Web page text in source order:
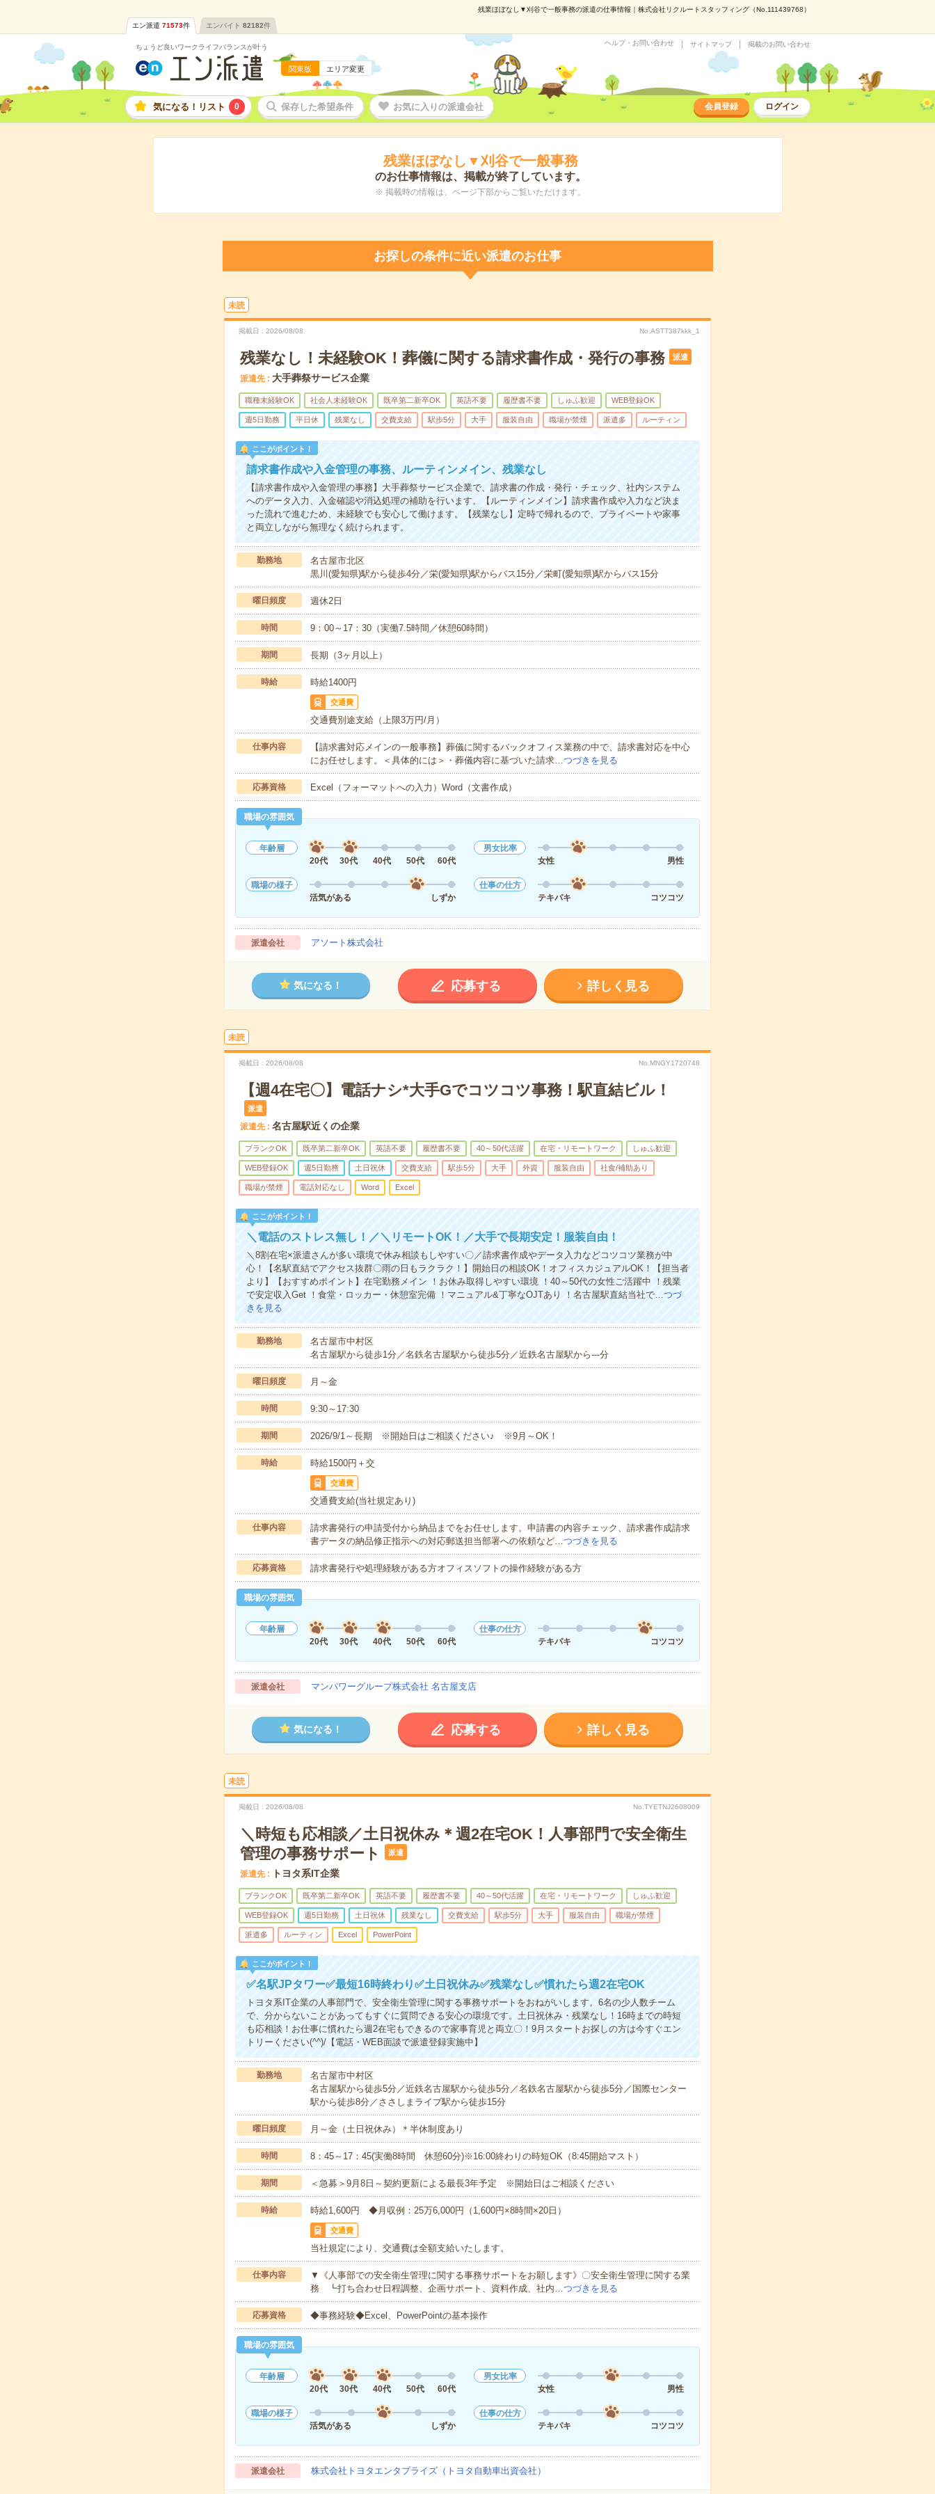
残業ほぼなし▼刈谷で一般事務の派遣の仕事情報｜株式会社リクルートスタッフィング（No.111439768）
エン派遣 71573件 エンバイト 82182件
ちょうど良いワークライフバランスが叶う
関東版 エリア変更
ヘルプ・お問い合わせ サイトマップ 掲載のお問い合わせ
気になる！リスト 0 保存した希望条件 お気に入りの派遣会社 会員登録 ログイン
残業ほぼなし▼刈谷で一般事務
のお仕事情報は、掲載が終了しています。
※ 掲載時の情報は、ページ下部からご覧いただけます。
お探しの条件に近い派遣のお仕事
未読
掲載日 2026/08/08 No.ASTT387kkk_1
残業なし！未経験OK！葬儀に関する請求書作成・発行の事務 派遣
派遣先 大手葬祭サービス企業
職種未経験OK 社会人未経験OK 既卒第二新卒OK 英語不要 履歴書不要 しゅふ歓迎 WEB登録OK
週5日勤務 平日休 残業なし 交費支給 駅歩5分 大手 服装自由 職場が禁煙 派遣多 ルーティン
ここがポイント！
請求書作成や入金管理の事務、ルーティンメイン、残業なし
【請求書作成や入金管理の事務】大手葬祭サービス企業で、請求書の作成・発行・チェック、社内システム
へのデータ入力、入金確認や消込処理の補助を行います。【ルーティンメイン】請求書作成や入力など決ま
った流れで進むため、未経験でも安心して働けます。【残業なし】定時で帰れるので、プライベートや家事
と両立しながら無理なく続けられます。
勤務地
名古屋市北区
黒川(愛知県)駅から徒歩4分／栄(愛知県)駅からバス15分／栄町(愛知県)駅からバス15分
曜日頻度 週休2日
時間 9：00～17：30（実働7.5時間／休憩60時間）
期間 長期（3ヶ月以上）
時給 時給1400円
交通費
交通費別途支給（上限3万円/月）
仕事内容
【請求書対応メインの一般事務】葬儀に関するバックオフィス業務の中で、請求書対応を中心
にお任せします。＜具体的には＞・葬儀内容に基づいた請求…つづきを見る
応募資格 Excel（フォーマットへの入力）Word（文書作成）
職場の雰囲気
年齢層
20代
30代 40代 50代 60代
男女比率
女性
男性
職場の様子
活気がある
しずか
仕事の仕方
テキパキ
コツコツ
派遣会社 アソート株式会社
気になる！ 応募する 詳しく見る
未読
掲載日 2026/08/08 No.MNGY1720748
【週4在宅〇】電話ナシ*大手Gでコツコツ事務！駅直結ビル！
派遣
派遣先 名古屋駅近くの企業
ブランクOK 既卒第二新卒OK 英語不要 履歴書不要 40～50代活躍 在宅・リモートワーク しゅふ歓迎
WEB登録OK 週5日勤務 土日祝休 交費支給 駅歩5分 大手 外資 服装自由 社食/補助あり
職場が禁煙 電話対応なし Word Excel
ここがポイント！
＼電話のストレス無し！／＼リモートOK！／大手で長期安定！服装自由！
＼8割在宅×派遣さんが多い環境で休み相談もしやすい〇／請求書作成やデータ入力などコツコツ業務が中
心！【名駅直結でアクセス抜群〇雨の日もラクラク！】開始日の相談OK！オフィスカジュアルOK！【担当者
より】【おすすめポイント】在宅勤務メイン ！お休み取得しやすい環境 ！40～50代の女性ご活躍中 ！残業
で安定収入Get ！食堂・ロッカー・休憩室完備 ！マニュアル&丁寧なOJTあり ！名古屋駅直結当社で…つづ
きを見る
勤務地
名古屋市中村区
名古屋駅から徒歩1分／名鉄名古屋駅から徒歩5分／近鉄名古屋駅から---分
曜日頻度 月～金
時間 9:30～17:30
期間 2026/9/1～長期 ※開始日はご相談ください♪ ※9月～OK！
時給 時給1500円＋交
交通費
交通費支給(当社規定あり)
仕事内容
請求書発行の申請受付から納品までをお任せします。申請書の内容チェック、請求書作成請求
書データの納品修正指示への対応郵送担当部署への依頼など…つづきを見る
応募資格 請求書発行や処理経験がある方オフィスソフトの操作経験がある方
職場の雰囲気
年齢層
20代
30代 40代 50代 60代
仕事の仕方
テキパキ
コツコツ
派遣会社 マンパワーグループ株式会社 名古屋支店
気になる！ 応募する 詳しく見る
未読
掲載日 2026/08/08 No.TYETNJ2608009
＼時短も応相談／土日祝休み＊週2在宅OK！人事部門で安全衛生
管理の事務サポート
派遣
派遣先 トヨタ系IT企業
ブランクOK 既卒第二新卒OK 英語不要 履歴書不要 40～50代活躍 在宅・リモートワーク しゅふ歓迎
WEB登録OK 週5日勤務 土日祝休 残業なし 交費支給 駅歩5分 大手 服装自由 職場が禁煙
派遣多 ルーティン Excel PowerPoint
ここがポイント！
✅名駅JPタワー✅最短16時終わり✅土日祝休み✅残業なし✅慣れたら週2在宅OK
トヨタ系IT企業の人事部門で、安全衛生管理に関する事務サポートをおねがいします。6名の少人数チーム
で、分からないことがあってもすぐに質問できる安心の環境です。土日祝休み・残業なし！16時までの時短
も応相談！お仕事に慣れたら週2在宅もできるので家事育児と両立〇！9月スタートお探しの方は今すぐエン
トリーください(^^)/【電話・WEB面談で派遣登録実施中】
勤務地
名古屋市中村区
名古屋駅から徒歩5分／近鉄名古屋駅から徒歩5分／名鉄名古屋駅から徒歩5分／国際センター
駅から徒歩8分／ささしまライブ駅から徒歩15分
曜日頻度 月～金（土日祝休み）＊半休制度あり
時間 8：45～17：45(実働8時間 休憩60分)※16:00終わりの時短OK（8:45開始マスト）
期間 ＜急募＞9月8日～契約更新による最長3年予定 ※開始日はご相談ください
時給 時給1,600円 ◆月収例：25万6,000円（1,600円×8時間×20日）
交通費
当社規定により、交通費は全額支給いたします。
仕事内容
▼《人事部での安全衛生管理に関する事務サポートをお願します》〇安全衛生管理に関する業
務 ┗打ち合わせ日程調整、企画サポート、資料作成、社内…つづきを見る
応募資格 ◆事務経験◆Excel、PowerPointの基本操作
職場の雰囲気
年齢層
20代
30代 40代 50代 60代
男女比率
女性
男性
職場の様子
活気がある
しずか
仕事の仕方
テキパキ
コツコツ
派遣会社 株式会社トヨタエンタプライズ（トヨタ自動車出資会社）